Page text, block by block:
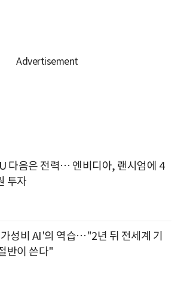
다음은 전력… 엔비디아, 랜시엄에 4
투자
성비 AI'의 역습…"2년 뒤 전세계 기
반이 쓴다"